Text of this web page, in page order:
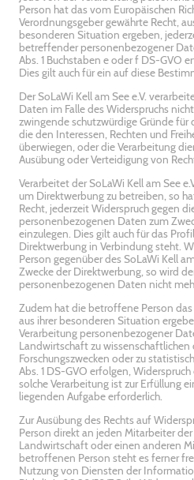
Person hat das vom Europäischen
Verordnungsgeber gewährte Recht,
besonderen Situation ergeben,
betreffender personenbezogener
Abs. 1 Buchstaben e oder f DS-GVO
Dies gilt auch für ein auf diese
Der SoLaWi Kell am See e.V.
Daten im Falle des Widerspruchs
zwingende schutzwürdige Gründe für
die den Interessen, Rechten und
überwiegen, oder die Verarbeitung
Ausübung oder Verteidigung von
Verarbeitet der SoLaWi Kell am See
um Direktwerbung zu betreiben, so
Recht, jederzeit Widerspruch gegen
personenbezogenen Daten zum
einzulegen. Dies gilt auch für das
Direktwerbung in Verbindung steht.
Person gegenüber des SoLaWi Kell
Zwecke der Direktwerbung, so wird
personenbezogenen Daten nicht
Zudem hat die betroffene Person das
aus ihrer besonderen Situation
Verarbeitung personenbezogener
Landwirtschaft zu wissenschaftlichen
Forschungszwecken oder zu
Abs. 1 DS-GVO erfolgen,
solche Verarbeitung ist zur Erfüllung
liegenden Aufgabe erforderlich.
Zur Ausübung des Rechts auf
Person direkt an jeden Mitarbeiter der
Landwirtschaft oder einen anderen
betroffenen Person steht es ferner
Nutzung von Diensten der